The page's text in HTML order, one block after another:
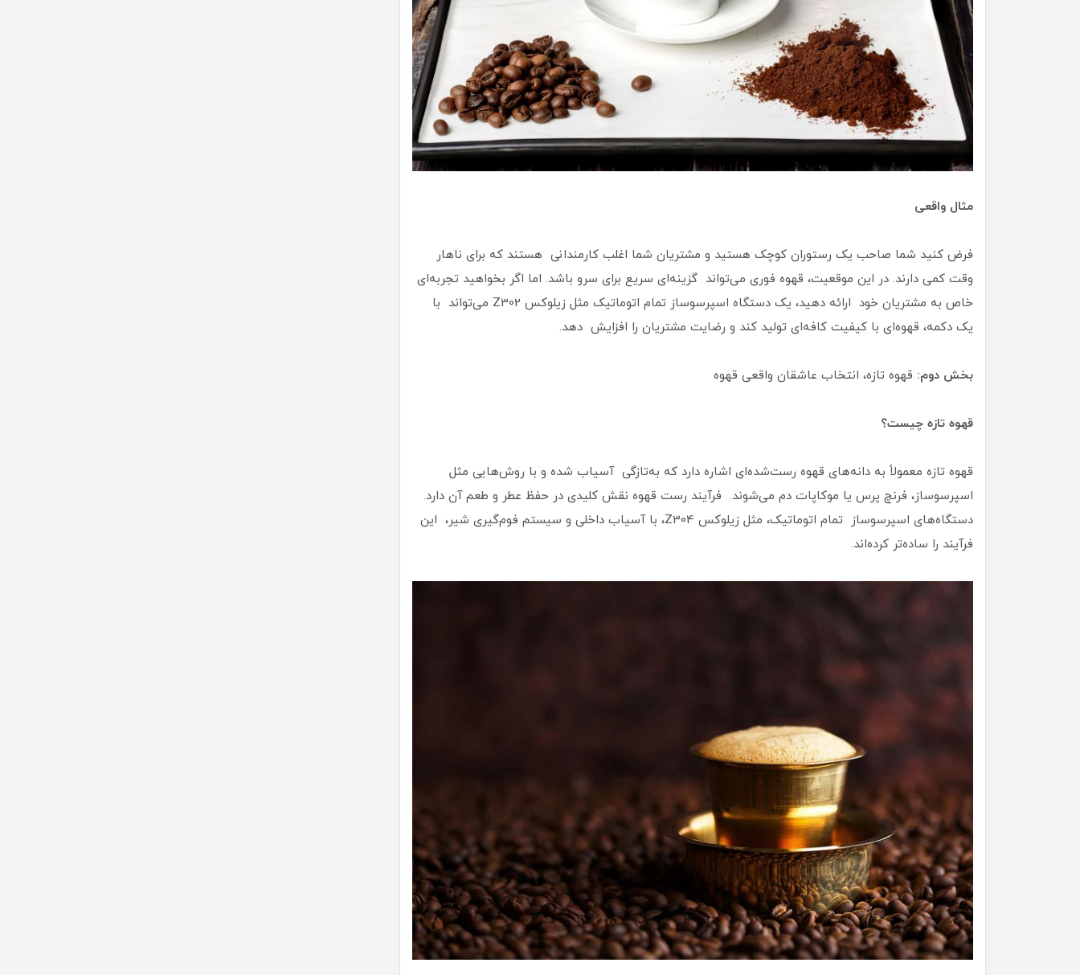
مثال واقعی
فرض کنید شما صاحب یک رستوران کوچک هستید و مشتریان شما اغلب کارمندانی هستند که برای ناهار
وقت کمی دارند. در این موقعیت، قهوه فوری می‌تواند گزینه‌ای سریع برای سرو باشد. اما اگر بخواهید تجربه‌ای
خاص به مشتریان خود ارائه دهید، یک دستگاه اسپرسوساز تمام اتوماتیک مثل زیلوکس Z302 می‌تواند با
یک دکمه، قهوه‌ای با کیفیت کافه‌ای تولید کند و رضایت مشتریان را افزایش دهد.
بخش دوم: قهوه تازه، انتخاب عاشقان واقعی قهوه
قهوه تازه چیست؟
قهوه تازه معمولاً به دانه‌های قهوه رست‌شده‌ای اشاره دارد که به‌تازگی آسیاب شده و با روش‌هایی مثل
اسپرسوساز، فرنچ پرس یا موکاپات دم می‌شوند. فرآیند رست قهوه نقش کلیدی در حفظ عطر و طعم آن دارد.
دستگاه‌های اسپرسوساز تمام اتوماتیک، مثل زیلوکس Z304، با آسیاب داخلی و سیستم فوم‌گیری شیر، این
فرآیند را ساده‌تر کرده‌اند.